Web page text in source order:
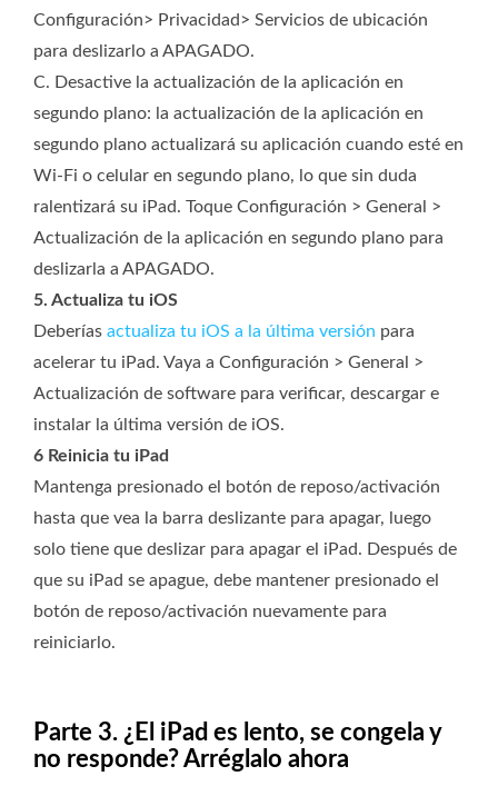
Configuración> Privacidad> Servicios de ubicación
para deslizarlo a APAGADO.
C. Desactive la actualización de la aplicación en
segundo plano: la actualización de la aplicación en
segundo plano actualizará su aplicación cuando esté en
Wi-Fi o celular en segundo plano, lo que sin duda
ralentizará su iPad. Toque Configuración > General >
Actualización de la aplicación en segundo plano para
deslizarla a APAGADO.
5. Actualiza tu iOS
Deberías actualiza tu iOS a la última versión para
acelerar tu iPad. Vaya a Configuración > General >
Actualización de software para verificar, descargar e
instalar la última versión de iOS.
6 Reinicia tu iPad
Mantenga presionado el botón de reposo/activación
hasta que vea la barra deslizante para apagar, luego
solo tiene que deslizar para apagar el iPad. Después de
que su iPad se apague, debe mantener presionado el
botón de reposo/activación nuevamente para
reiniciarlo.
Parte 3. ¿El iPad es lento, se congela y
no responde? Arréglalo ahora